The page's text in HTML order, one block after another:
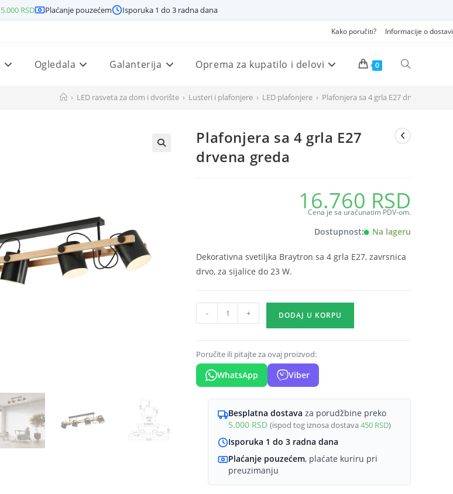
5.000 RSD Plaćanje pouzećem Isporuka 1 do 3 radna dana
Kako poručiti? Informacije o dostavi
Ogledala Galanterija Oprema za kupatilo i delovi 0 Pretraži
› LED rasveta za dom i dvorište › Lusteri i plafonjere › LED plafonjere › Plafonjera sa 4 grla E27 drvena greda
Plafonjera sa 4 grla E27
drvena greda
16.760 RSD
Cena je sa uračunatim PDV-om.
Dostupnost: Na lageru
Dekorativna svetiljka Braytron sa 4 grla E27, zavrsnica
drvo, za sijalice do 23 W.
Plafonjera
sa
grla
E27
drvena
greda
količina
- + DODAJ U KORPU
Poručite ili pitajte za ovaj proizvod:
WhatsApp Viber
Besplatna dostava za porudžbine preko
5.000 RSD (ispod tog iznosa dostava450 RSD)
Isporuka 1 do 3 radna dana
Plaćanje pouzećem, plaćate kuriru pri
preuzimanju